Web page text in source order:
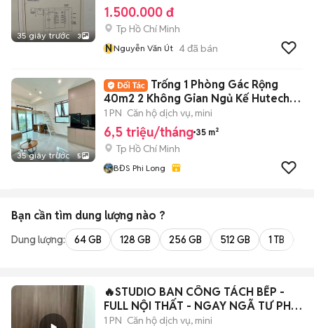
35 giây trước 3
1.500.000 đ
Tp Hồ Chí Minh
NNguyễn Văn Út 4đã bán
35 giây trước 5
Trống 1 Phòng Gác Rộng
40m2 2 Không Gian Ngủ Kế Hutech -
GTVT - FTU
1 PN Căn hộ dịch vụ, mini
6,5 triệu/tháng 35 m²
Tp Hồ Chí Minh
BĐS Phi Long
Bạn cần tìm dung lượng nào ?
Dung lượng: 64 GB 128 GB 256 GB 512 GB 1 TB
🔥STUDIO BAN CÔNG TÁCH BẾP -
FULL NỘI THẤT - NGAY NGÃ TƯ PHÚ
NHUẬN
1 PN Căn hộ dịch vụ, mini